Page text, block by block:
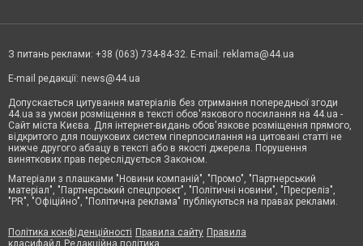
З питань реклами: +38 (063) 734-84-32. E-mail: reklama@44.ua
E-mail редакції: news@44.ua
Допускається цитування матеріалів без отримання попередньої згоди
44.ua за умови розміщення в тексті обов'язкового посилання на 44.ua -
Сайт міста Києва. Для інтернет-видань обов'язкове розміщення прямого,
відкритого для пошукових систем гіперпосилання на цитовані статті не
нижче другого абзацу в тексті або в якості джерела. Порушення
виняткових прав переслідується Законом.
Матеріали з плашками "Новини компаній", "Промо", "Партнерський
матеріал", "Партнерський спецпроєкт", "Політичні новини", "Пресреліз",
"PR", "Офіційно", "Політична реклама" публікуються на правах реклами.
Політика конфіденційності Правила сайту Правила
класифайд Редакційна політика